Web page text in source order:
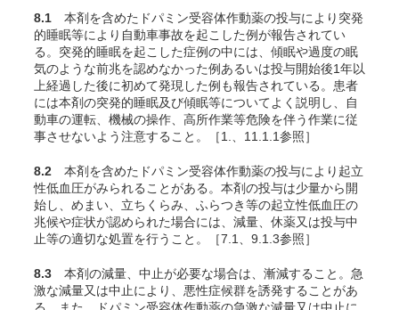
8.1 本剤を含めたドパミン受容体作動薬の投与により突発
的睡眠等により自動車事故を起こした例が報告されてい
る。突発的睡眠を起こした症例の中には、傾眠や過度の眠
気のような前兆を認めなかった例あるいは投与開始後1年以
上経過した後に初めて発現した例も報告されている。患者
には本剤の突発的睡眠及び傾眠等についてよく説明し、自
動車の運転、機械の操作、高所作業等危険を伴う作業に従
事させないよう注意すること。［1.、11.1.1参照］
8.2 本剤を含めたドパミン受容体作動薬の投与により起立
性低血圧がみられることがある。本剤の投与は少量から開
始し、めまい、立ちくらみ、ふらつき等の起立性低血圧の
兆候や症状が認められた場合には、減量、休薬又は投与中
止等の適切な処置を行うこと。［7.1、9.1.3参照］
8.3 本剤の減量、中止が必要な場合は、漸減すること。急
激な減量又は中止により、悪性症候群を誘発することがあ